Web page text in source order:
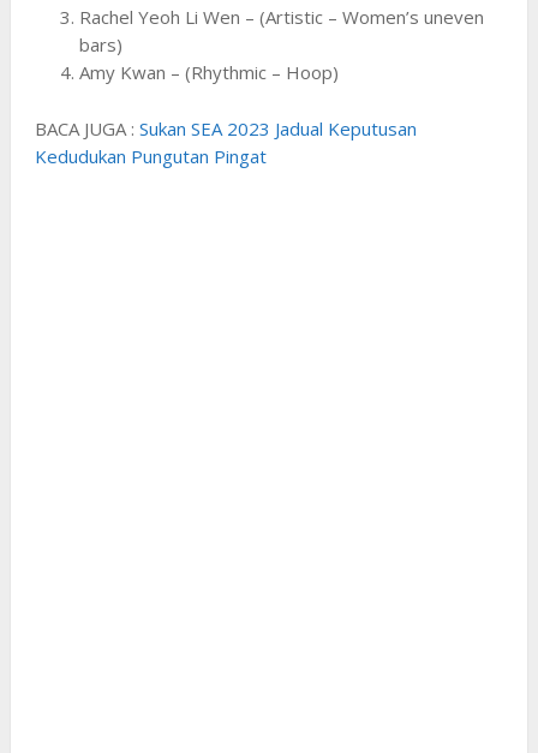
Rachel Yeoh Li Wen – (Artistic – Women’s uneven
bars)
Amy Kwan – (Rhythmic – Hoop)
BACA JUGA : Sukan SEA 2023 Jadual Keputusan
Kedudukan Pungutan Pingat